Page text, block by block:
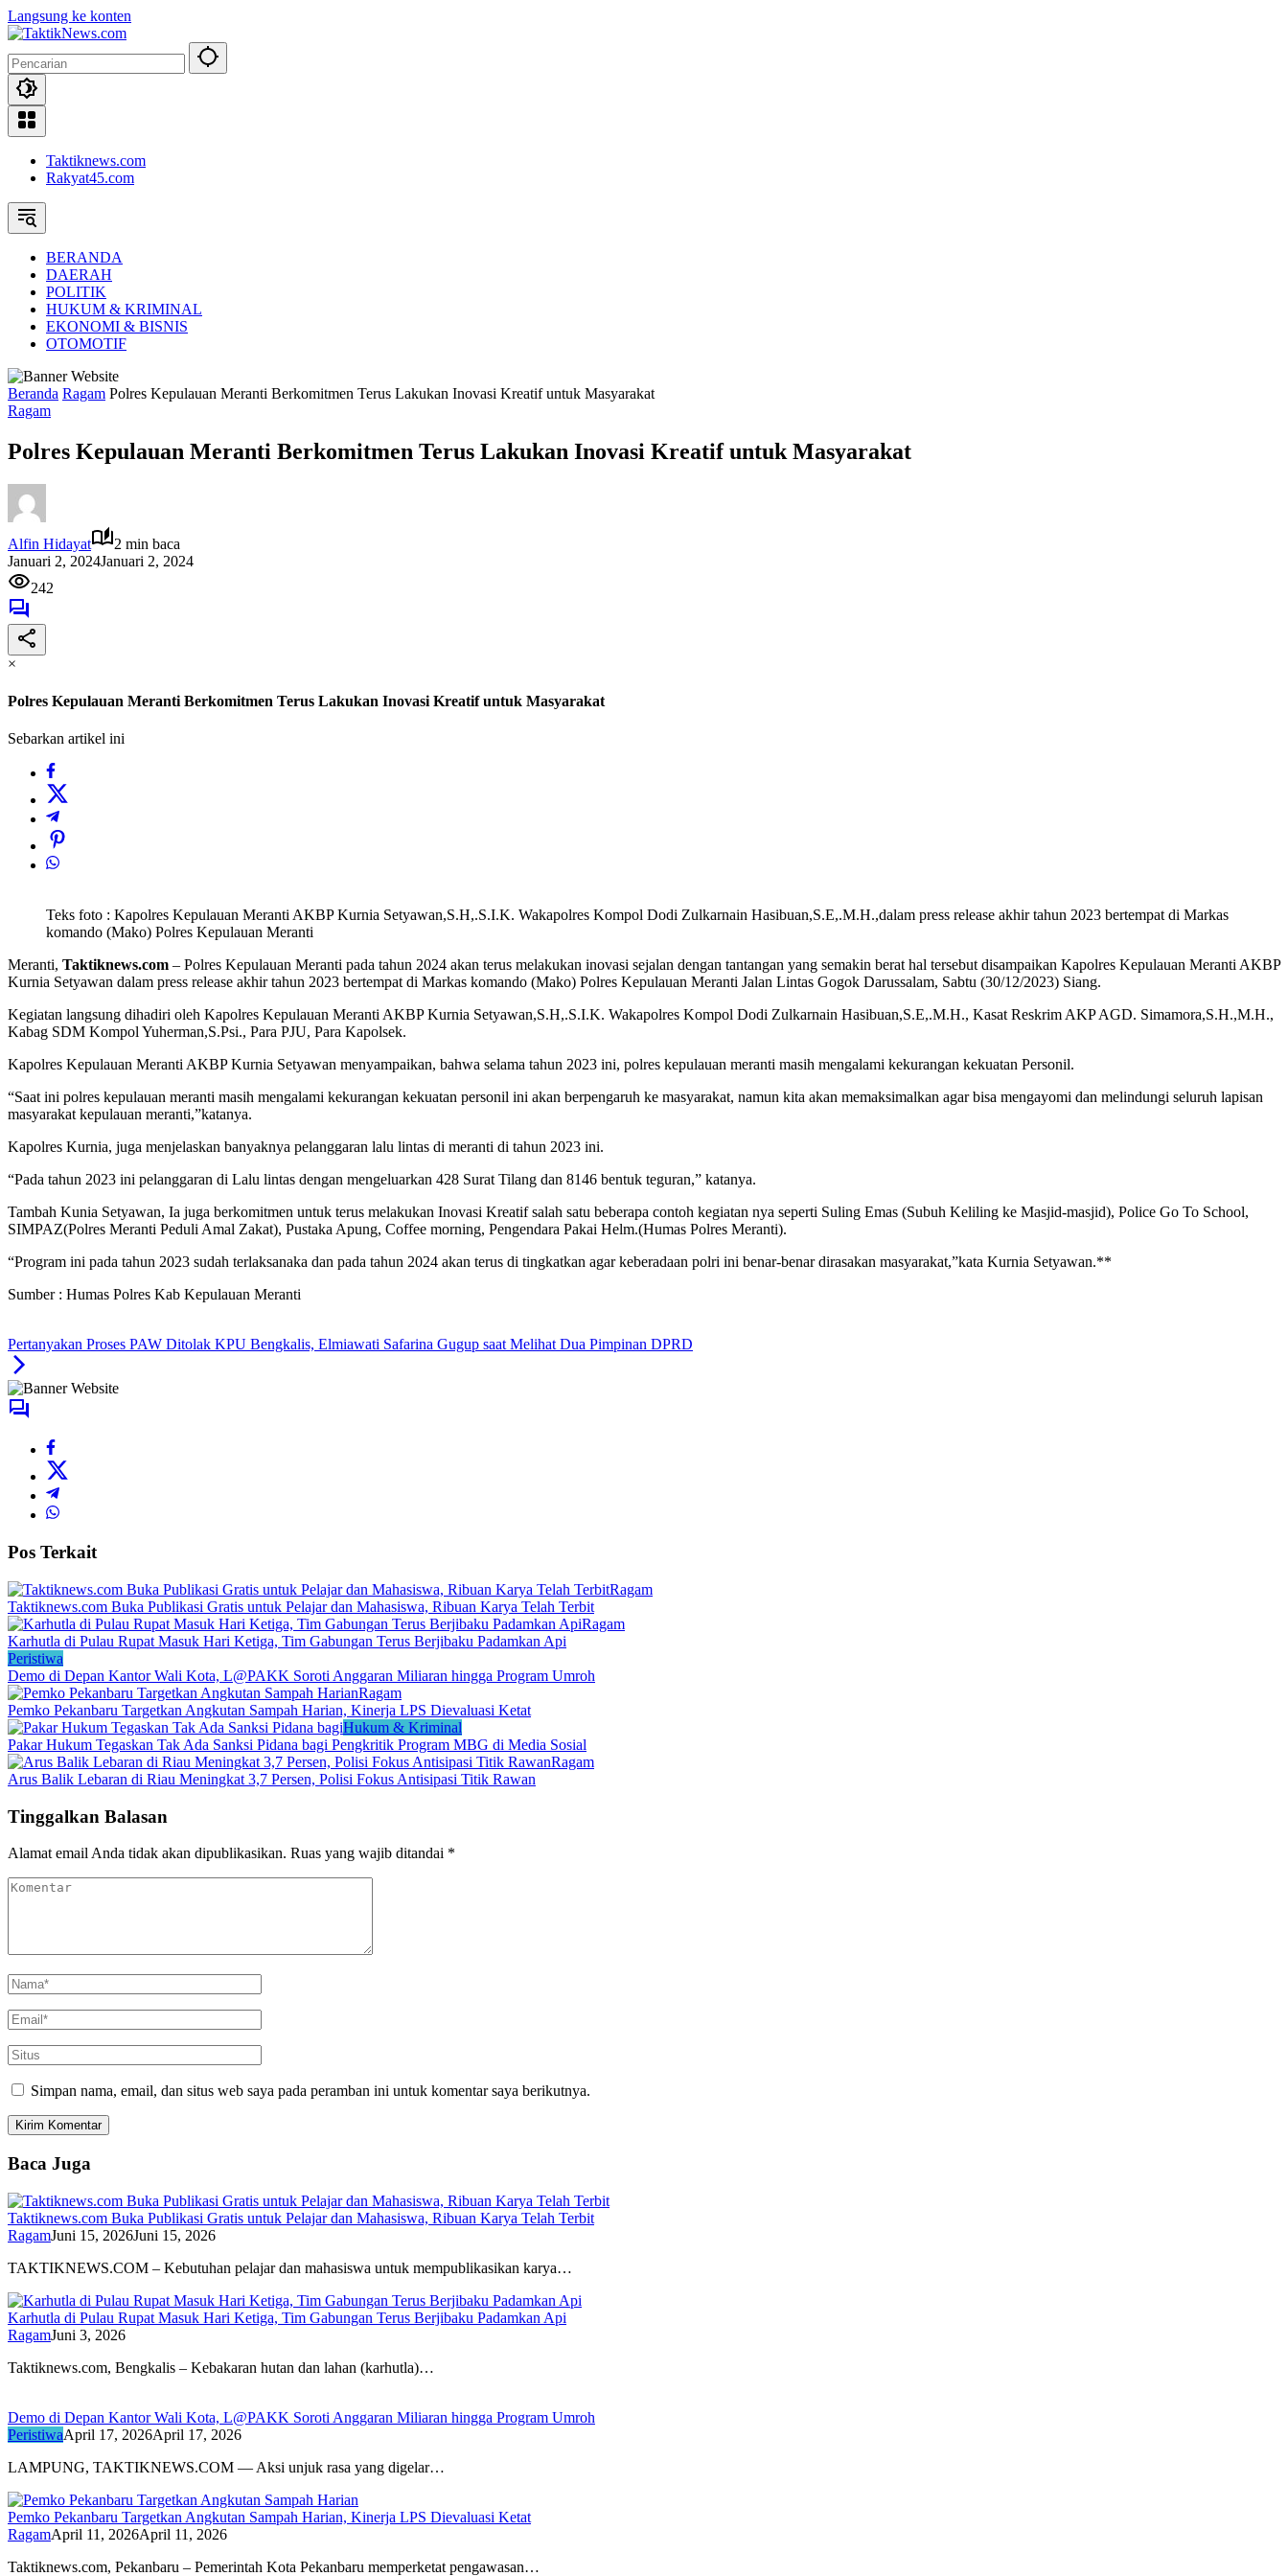
Langsung ke konten
Taktiknews.com
Rakyat45.com
BERANDA
DAERAH
POLITIK
HUKUM & KRIMINAL
EKONOMI & BISNIS
OTOMOTIF
Beranda Ragam Polres Kepulauan Meranti Berkomitmen Terus Lakukan Inovasi Kreatif untuk Masyarakat
Ragam
Polres Kepulauan Meranti Berkomitmen Terus Lakukan Inovasi Kreatif untuk Masyarakat
Alfin Hidayat
2 min baca
Januari 2, 2024Januari 2, 2024
242
×
Polres Kepulauan Meranti Berkomitmen Terus Lakukan Inovasi Kreatif untuk Masyarakat
Sebarkan artikel ini
Teks foto : Kapolres Kepulauan Meranti AKBP Kurnia Setyawan,S.H,.S.I.K. Wakapolres Kompol Dodi Zulkarnain Hasibuan,S.E,.M.H.,dalam press release akhir tahun 2023 bertempat di Markas
komando (Mako) Polres Kepulauan Meranti
Meranti, Taktiknews.com – Polres Kepulauan Meranti pada tahun 2024 akan terus melakukan inovasi sejalan dengan tantangan yang semakin berat hal tersebut disampaikan Kapolres Kepulauan Meranti AKBP
Kurnia Setyawan dalam press release akhir tahun 2023 bertempat di Markas komando (Mako) Polres Kepulauan Meranti Jalan Lintas Gogok Darussalam, Sabtu (30/12/2023) Siang.
Kegiatan langsung dihadiri oleh Kapolres Kepulauan Meranti AKBP Kurnia Setyawan,S.H,.S.I.K. Wakapolres Kompol Dodi Zulkarnain Hasibuan,S.E,.M.H., Kasat Reskrim AKP AGD. Simamora,S.H.,M.H.,
Kabag SDM Kompol Yuherman,S.Psi., Para PJU, Para Kapolsek.
Kapolres Kepulauan Meranti AKBP Kurnia Setyawan menyampaikan, bahwa selama tahun 2023 ini, polres kepulauan meranti masih mengalami kekurangan kekuatan Personil.
“Saat ini polres kepulauan meranti masih mengalami kekurangan kekuatan personil ini akan berpengaruh ke masyarakat, namun kita akan memaksimalkan agar bisa mengayomi dan melindungi seluruh lapisan
masyarakat kepulauan meranti,”katanya.
Kapolres Kurnia, juga menjelaskan banyaknya pelanggaran lalu lintas di meranti di tahun 2023 ini.
“Pada tahun 2023 ini pelanggaran di Lalu lintas dengan mengeluarkan 428 Surat Tilang dan 8146 bentuk teguran,” katanya.
Tambah Kunia Setyawan, Ia juga berkomitmen untuk terus melakukan Inovasi Kreatif salah satu beberapa contoh kegiatan nya seperti Suling Emas (Subuh Keliling ke Masjid-masjid), Police Go To School,
SIMPAZ(Polres Meranti Peduli Amal Zakat), Pustaka Apung, Coffee morning, Pengendara Pakai Helm.(Humas Polres Meranti).
“Program ini pada tahun 2023 sudah terlaksanaka dan pada tahun 2024 akan terus di tingkatkan agar keberadaan polri ini benar-benar dirasakan masyarakat,”kata Kurnia Setyawan.**
Sumber : Humas Polres Kab Kepulauan Meranti
Pertanyakan Proses PAW Ditolak KPU Bengkalis, Elmiawati Safarina Gugup saat Melihat Dua Pimpinan DPRD
Pos Terkait
Ragam
Taktiknews.com Buka Publikasi Gratis untuk Pelajar dan Mahasiswa, Ribuan Karya Telah Terbit
Ragam
Karhutla di Pulau Rupat Masuk Hari Ketiga, Tim Gabungan Terus Berjibaku Padamkan Api
Peristiwa
Demo di Depan Kantor Wali Kota, L@PAKK Soroti Anggaran Miliaran hingga Program Umroh
Ragam
Pemko Pekanbaru Targetkan Angkutan Sampah Harian, Kinerja LPS Dievaluasi Ketat
Hukum & Kriminal
Pakar Hukum Tegaskan Tak Ada Sanksi Pidana bagi Pengkritik Program MBG di Media Sosial
Ragam
Arus Balik Lebaran di Riau Meningkat 3,7 Persen, Polisi Fokus Antisipasi Titik Rawan
Tinggalkan Balasan
Alamat email Anda tidak akan dipublikasikan. Ruas yang wajib ditandai *
Simpan nama, email, dan situs web saya pada peramban ini untuk komentar saya berikutnya.
Baca Juga
Taktiknews.com Buka Publikasi Gratis untuk Pelajar dan Mahasiswa, Ribuan Karya Telah Terbit
RagamJuni 15, 2026Juni 15, 2026
TAKTIKNEWS.COM – Kebutuhan pelajar dan mahasiswa untuk mempublikasikan karya…
Karhutla di Pulau Rupat Masuk Hari Ketiga, Tim Gabungan Terus Berjibaku Padamkan Api
RagamJuni 3, 2026
Taktiknews.com, Bengkalis – Kebakaran hutan dan lahan (karhutla)…
Demo di Depan Kantor Wali Kota, L@PAKK Soroti Anggaran Miliaran hingga Program Umroh
PeristiwaApril 17, 2026April 17, 2026
LAMPUNG, TAKTIKNEWS.COM — Aksi unjuk rasa yang digelar…
Pemko Pekanbaru Targetkan Angkutan Sampah Harian, Kinerja LPS Dievaluasi Ketat
RagamApril 11, 2026April 11, 2026
Taktiknews.com, Pekanbaru – Pemerintah Kota Pekanbaru memperketat pengawasan…